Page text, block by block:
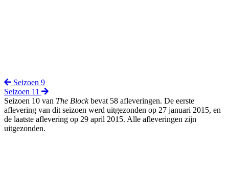
Seizoen 9
Seizoen 11
Seizoen 10 van The Blockbevat 58 afleveringen. De eerste
aflevering van dit seizoen werd uitgezonden op 27 januari 2015, en
de laatste aflevering op 29 april 2015. Alle afleveringen zijn
uitgezonden.